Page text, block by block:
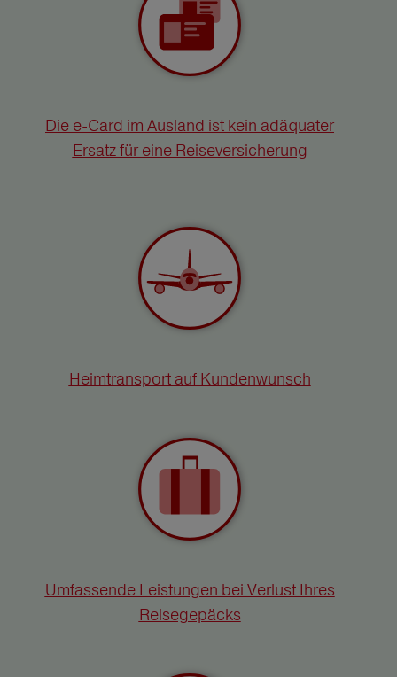
Die e-Card im Ausland ist kein adäquater
Ersatz für eine Reiseversicherung
Heimtransport auf Kundenwunsch
Umfassende Leistungen bei Verlust Ihres
Reisegepäcks